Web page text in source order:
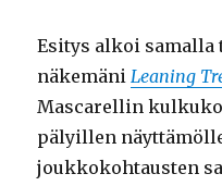
Esitys alkoi samalla
näkemäniLeaning
Mascarellin
pälyillen
joukkokohtausten